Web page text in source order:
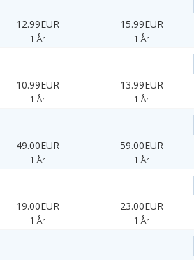
12.99EUR
1 År
15.99EUR
1 År
10.99EUR
1 År
13.99EUR
1 År
49.00EUR
1 År
59.00EUR
1 År
19.00EUR
1 År
23.00EUR
1 År